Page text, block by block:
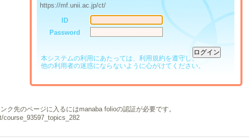
https://mf.unii.ac.jp/ct/
ID
Password
本システムの利用にあたっては、利用規約を遵守し、
他の利用者の迷惑にならないように心がけてください。
ンク先のページに入るにはmanaba folioの認証が必要です。
course_93597_topics_282